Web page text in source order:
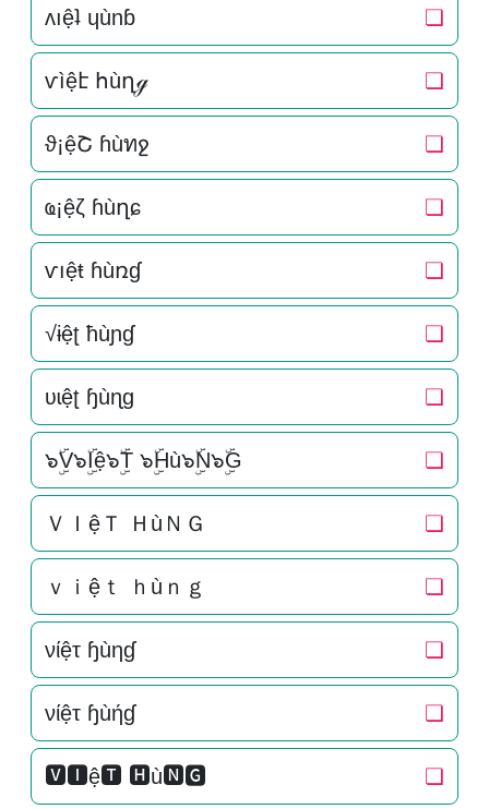
ʌıệʇ ɥùnɓ ❏
ѵìệէ հùղℊ ❏
ϑ¡ệՇ ɦùทջ ❏
ҩ¡ệζ ɦùղɕ ❏
ѵıệŧ ɦùռɠ ❏
√ɨệʈ ħùɲɠ ❏
ʋɩệʈ ɧùɳɡ ❏
๖ۣۜV๖ۣۜIệ๖ۣۜT ๖ۣۜHù๖ۣۜN๖ۣۜG ❏
ＶＩệＴ ＨùＮＧ ❏
ｖｉệｔ ｈùｎｇ ❏
νίệτ ɧùηɠ ❏
νίệτ ɧùήɠ ❏
🆅🅸ệ🆃 🅷ù🅽🅶 ❏